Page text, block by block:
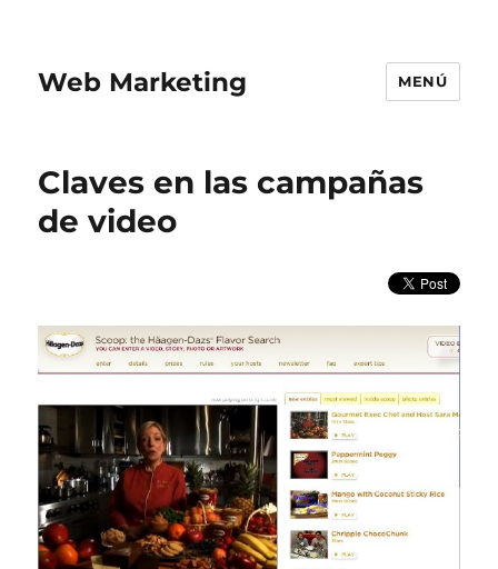
Web Marketing MENÚ
Claves en las campañas
de video